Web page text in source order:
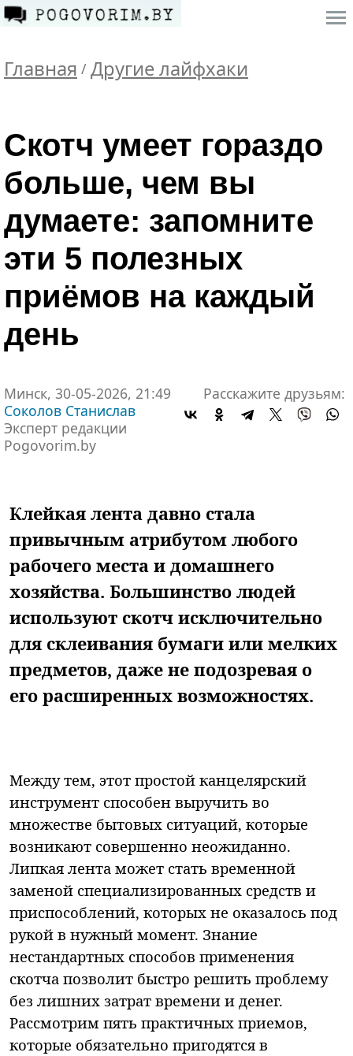
Главная / Другие лайфхаки
Скотч умеет гораздо
больше, чем вы
думаете: запомните
эти 5 полезных
приёмов на каждый
день
Минск, 30-05-2026, 21:49
Соколов Станислав
Эксперт редакции
Pogovorim.by
Расскажите друзьям:
Клейкая лента давно стала
привычным атрибутом любого
рабочего места и домашнего
хозяйства. Большинство людей
используют скотч исключительно
для склеивания бумаги или мелких
предметов, даже не подозревая о
его расширенных возможностях.
Между тем, этот простой канцелярский
инструмент способен выручить во
множестве бытовых ситуаций, которые
возникают совершенно неожиданно.
Липкая лента может стать временной
заменой специализированных средств и
приспособлений, которых не оказалось под
рукой в нужный момент. Знание
нестандартных способов применения
скотча позволит быстро решить проблему
без лишних затрат времени и денег.
Рассмотрим пять практичных приемов,
которые обязательно пригодятся в